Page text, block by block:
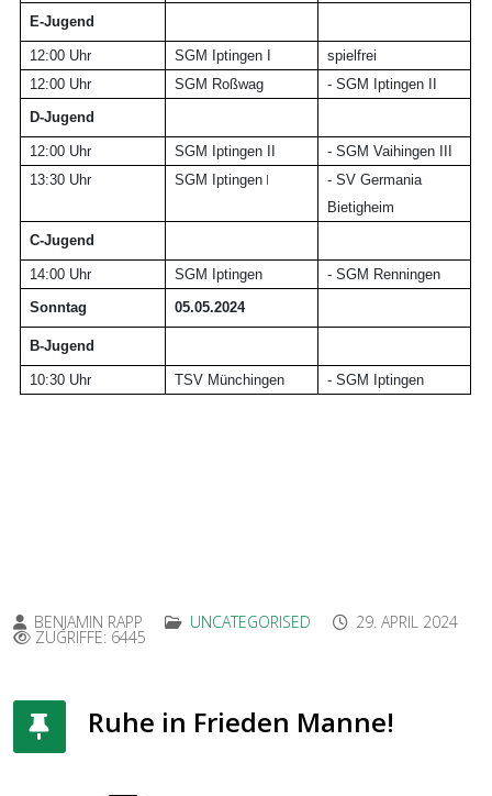
E-Jugend
12:00 Uhr SGM Iptingen I
spielfrei
12:00 Uhr
SGM Roßwag - SGM Iptingen II
D-Jugend
12:00 Uhr SGM IptingenII
- SGM Vaihingen III
13:30 Uhr
SGM IptingenI
- SV Germania
Bietigheim
C-Jugend
14:00 Uhr SGM Iptingen - SGM Renningen
Sonntag
05.05.2024
B-Jugend
10:30 Uhr TSV Münchingen - SGM Iptingen
BENJAMIN RAPP UNCATEGORISED 29. APRIL 2024
ZUGRIFFE: 6445
Ruhe in Frieden Manne!